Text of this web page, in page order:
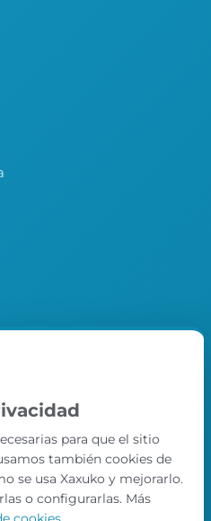
desde
para que el sitio
también cookies de
se usa Xaxuko y mejorarlo.
o configurarlas. Más